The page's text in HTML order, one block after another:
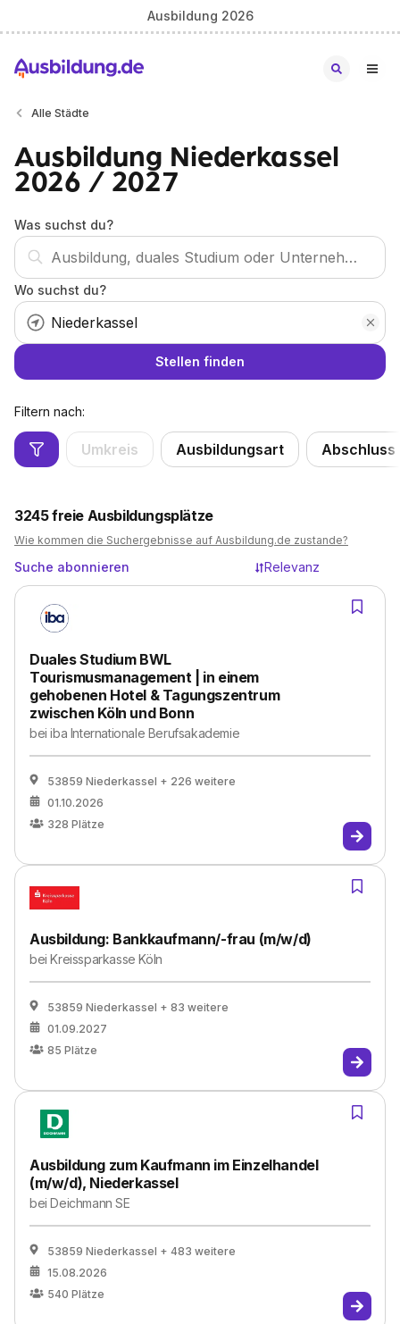
Ausbildung 2026
Alle Städte
Ausbildung Niederkassel
2026 / 2027
Was suchst du?
Wo suchst du?
Stellen finden
Filtern nach:
Umkreis Ausbildungsart Abschluss
3245freie Ausbildungsplätze
Wie kommen die Suchergebnisse auf Ausbildung.de zustande?
Suche abonnieren Relevanz
Duales Studium BWL
Tourismusmanagement | in einem
gehobenen Hotel & Tagungszentrum
zwischen Köln und Bonn
beiiba Internationale Berufsakademie
53859 Niederkassel + 226 weitere
01.10.2026
328 Plätze
Ausbildung: Bankkaufmann/-frau (m/w/d)
beiKreissparkasse Köln
53859 Niederkassel + 83 weitere
01.09.2027
85 Plätze
Ausbildung zum Kaufmann im Einzelhandel
(m/w/d), Niederkassel
beiDeichmann SE
53859 Niederkassel + 483 weitere
15.08.2026
540 Plätze